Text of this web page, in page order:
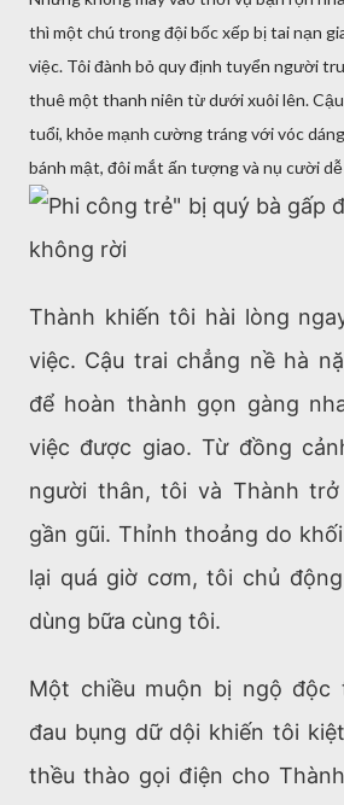
thì một chú trong đội bốc xếp bị tai nạn
việc. Tôi đành bỏ quy định tuyển người
thuê một thanh niên từ dưới xuôi lên.
tuổi, khỏe mạnh cường tráng với vóc
bánh mật, đôi mắt ấn tượng và nụ cười
Thành khiến tôi hài lòng
việc. Cậu trai chẳng nề hà
để hoàn thành gọn gàng
việc được giao. Từ đồng
người thân, tôi và Thành
gần gũi. Thỉnh thoảng do
lại quá giờ cơm, tôi chủ
dùng bữa cùng tôi.
Một chiều muộn bị ngộ độc
đau bụng dữ dội khiến tôi
thều thào gọi điện cho